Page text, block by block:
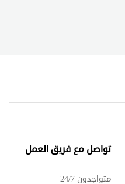
تواصل مع فريق العمل
متواجدون 24/7